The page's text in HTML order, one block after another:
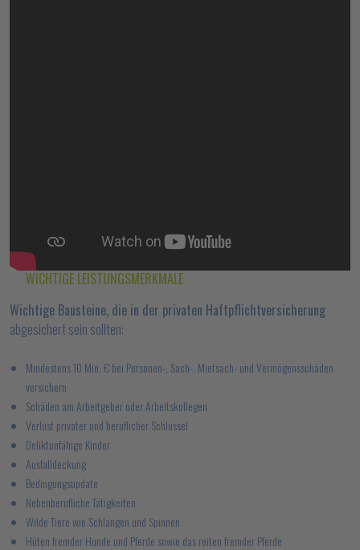
WICHTIGE LEISTUNGSMERKMALE
Wichtige Bausteine, die in der privaten Haftpflichtversicherung
abgesichert sein sollten:
Mindestens 10 Mio. € bei Personen-, Sach-, Mietsach- und Vermögensschäden
versichern
Schäden am Arbeitgeber oder Arbeitskollegen
Verlust privater und beruflicher Schlüssel
Deliktunfähige Kinder
Ausfalldeckung
Bedingungsupdate
Nebenberufliche Tätigkeiten
Wilde Tiere wie Schlangen und Spinnen
Hüten fremder Hunde und Pferde sowie das reiten fremder Pferde